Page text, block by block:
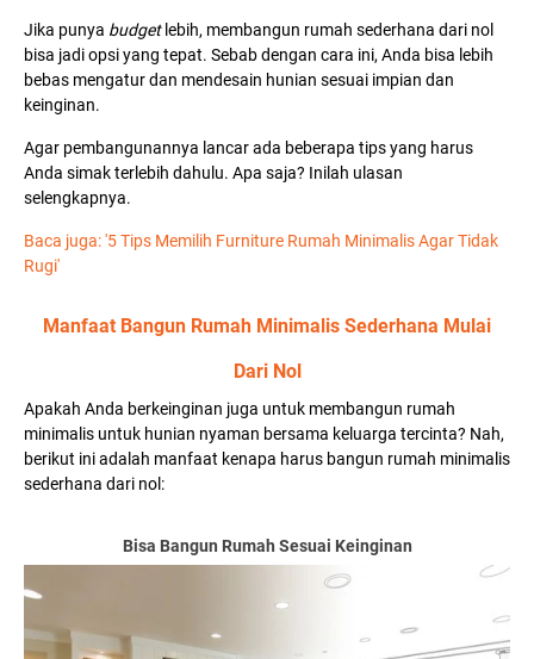
Jika punya budget lebih, membangun rumah sederhana dari nol
bisa jadi opsi yang tepat. Sebab dengan cara ini, Anda bisa lebih
bebas mengatur dan mendesain hunian sesuai impian dan
keinginan.
Agar pembangunannya lancar ada beberapa tips yang harus
Anda simak terlebih dahulu. Apa saja? Inilah ulasan
selengkapnya.
Baca juga: '5 Tips Memilih Furniture Rumah Minimalis Agar Tidak
Rugi'
Manfaat Bangun Rumah Minimalis Sederhana Mulai
Dari Nol
Apakah Anda berkeinginan juga untuk membangun rumah
minimalis untuk hunian nyaman bersama keluarga tercinta? Nah,
berikut ini adalah manfaat kenapa harus bangun rumah minimalis
sederhana dari nol:
Bisa Bangun Rumah Sesuai Keinginan